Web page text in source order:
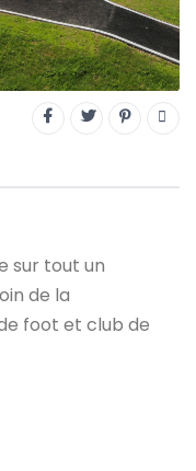
sur tout un
de la
foot et club de